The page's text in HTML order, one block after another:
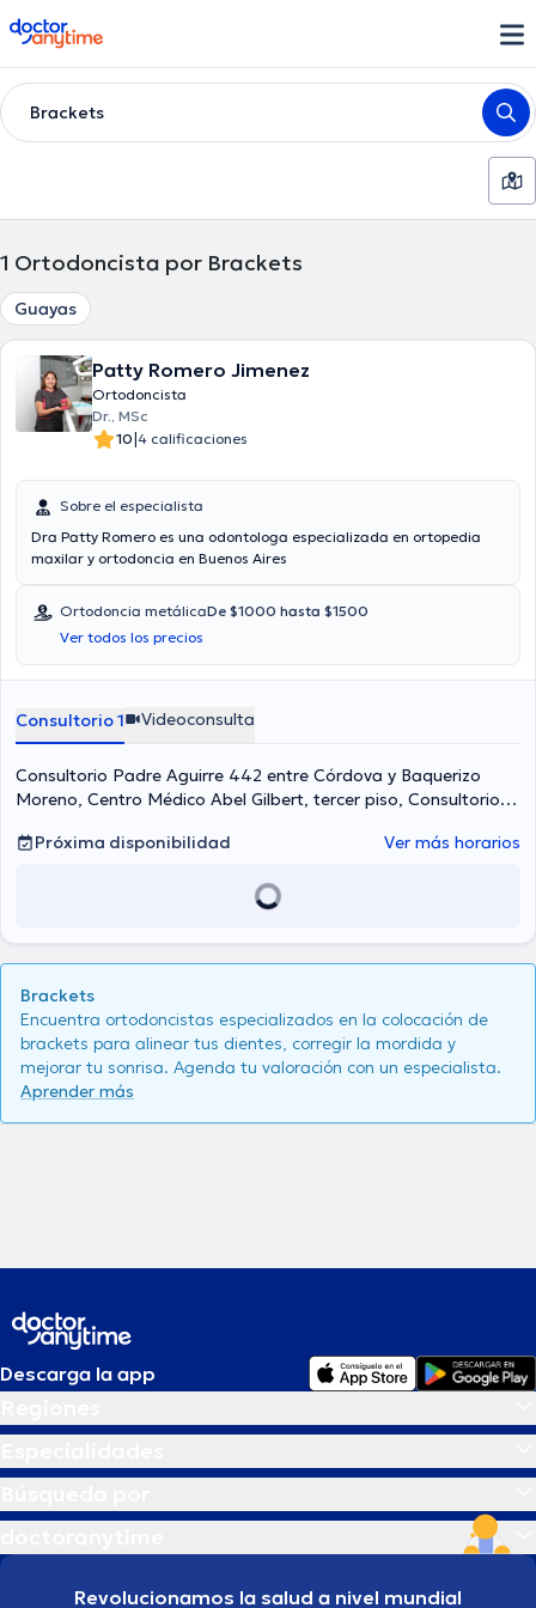
doctoranytime
Brackets
1 Ortodoncista por Brackets
Guayas
Patty Romero Jimenez
Ortodoncista
Dr., MSc
10|4 calificaciones
Sobre el especialista
Dra Patty Romero es una odontologa especializada en ortopedia
maxilar y ortodoncia en Buenos Aires
Ortodoncia metálicaDe $1000 hasta $1500
Ver todos los precios
Consultorio 1 Videoconsulta
Consultorio Padre Aguirre 442 entre Córdova y Baquerizo
Moreno, Centro Médico Abel Gilbert, tercer piso, Consultorio
Guayaquil
Próxima disponibilidad Ver más horarios
Brackets
Encuentra ortodoncistas especializados en la colocación de
brackets para alinear tus dientes, corregir la mordida y
mejorar tu sonrisa. Agenda tu valoración con un especialista.
Aprender más
Descarga la app
Revolucionamos la salud a nivel mundial